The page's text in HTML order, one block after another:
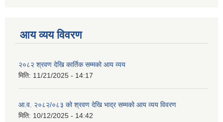
आय व्यय विवरण
२०८२ श्रवण देखि कार्तिक सम्मको आय व्यय
मिति: 11/21/2025 - 14:17
आ.व. २०८२/०८३ को श्रवण देखि भाद्र सम्मको आय व्यय विवरण
मिति: 10/12/2025 - 14:42